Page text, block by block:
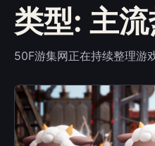
类型: 主
50F游集网正在持续整理游